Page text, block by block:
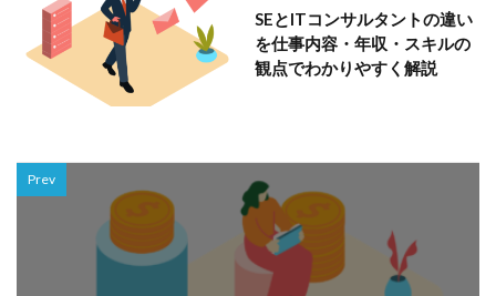
SEとITコンサルタントの違い
を仕事内容・年収・スキルの
観点でわかりやすく解説
Prev